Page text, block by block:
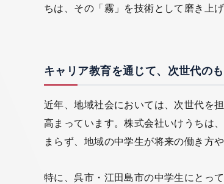
ちは、その「霧」を技術として磨き上
キャリア教育を通じて、次世代の
近年、地域社会においては、次世代を
高まっています。株式会社いけうちは
まらず、地域の中学生が将来の働き方
特に、呉市・江田島市の中学生にとっ